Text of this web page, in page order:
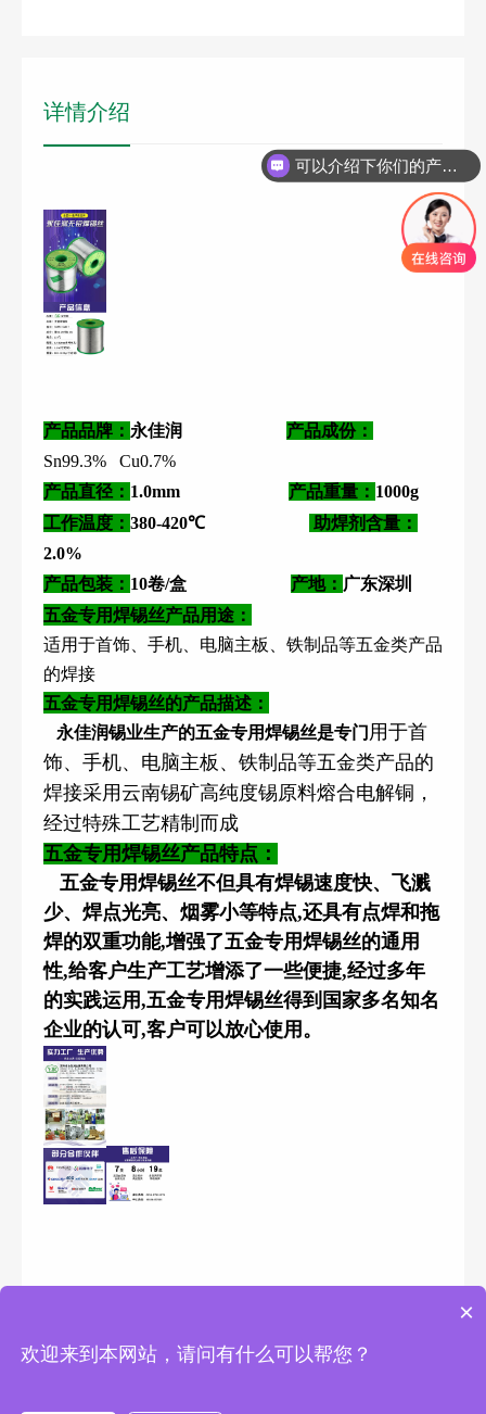
详情介绍
产品品牌： 永佳润
产品成份：
Sn99.3%
Cu0.7%
产品直径： 1.0mm 产品重量： 1000g
工作温度： 380-420℃
助焊剂含量：
2.0%
产品包装： 10卷/盒 产地： 广东深圳
五金专用焊锡丝产品用途：
适用于首饰、手机、电脑主板、铁制品等五金类产品
的焊接
五金专用焊锡丝的产品描述：
永佳润锡业生产的五金专用焊锡丝是专门 用于首
饰、手机、电脑主板、铁制品等五金类产品的
焊接采用云南锡矿高纯度锡原料熔合电解铜，
经过特殊工艺精制而成
五金专用焊锡丝产品特点：
五金专用焊锡丝不但具有焊锡速度快、飞溅
少、焊点光亮、烟雾小等特点,还具有点焊和拖
焊的双重功能,增强了五金专用焊锡丝的通用
性,给客户生产工艺增添了一些便捷,经过多年
的实践运用,五金专用焊锡丝得到国家多名知名
企业的认可,客户可以放心使用 。
可以介绍下你们的产品么
×
欢迎来到本网站，请问有什么可以帮您？